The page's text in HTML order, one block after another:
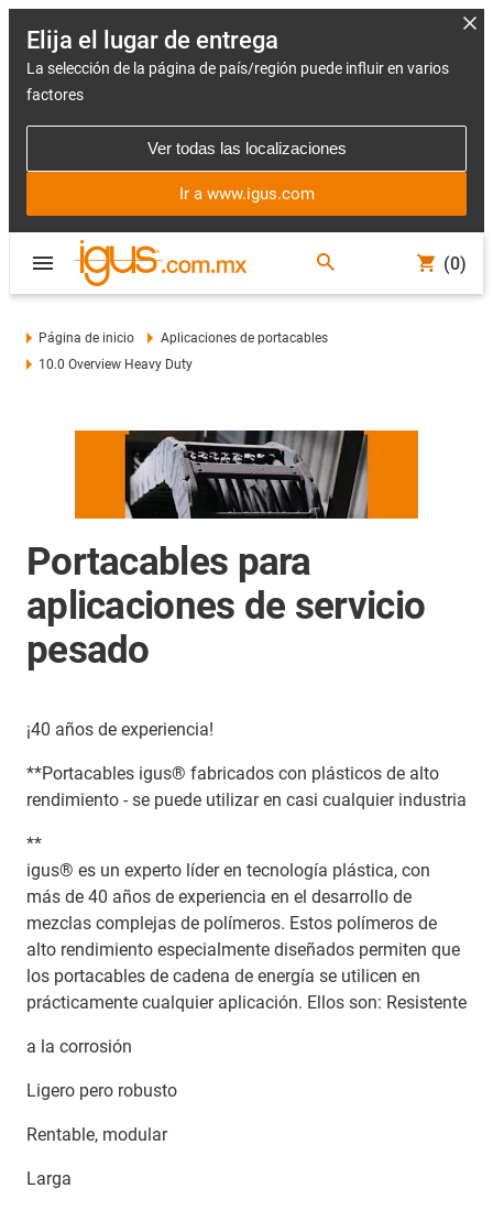
Elija el lugar de entrega
La selección de la página de país/región puede influir en varios
factores
Ver todas las localizaciones
Ir a www.igus.com
(0)
Página de inicio
Aplicaciones de portacables
10.0 Overview Heavy Duty
Portacables para
aplicaciones de servicio
pesado
¡40 años de experiencia!
**Portacables igus® fabricados con plásticos de alto
rendimiento - se puede utilizar en casi cualquier industria
**
igus® es un experto líder en tecnología plástica, con
más de 40 años de experiencia en el desarrollo de
mezclas complejas de polímeros. Estos polímeros de
alto rendimiento especialmente diseñados permiten que
los portacables de cadena de energía se utilicen en
prácticamente cualquier aplicación. Ellos son: Resistente
a la corrosión
Ligero pero robusto
Rentable, modular
Larga